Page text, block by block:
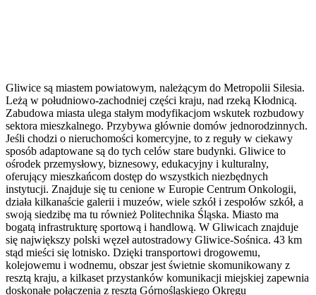
Gliwice są miastem powiatowym, należącym do Metropolii Silesia.
Leżą w południowo-zachodniej części kraju, nad rzeką Kłodnicą.
Zabudowa miasta ulega stałym modyfikacjom wskutek rozbudowy
sektora mieszkalnego. Przybywa głównie domów jednorodzinnych.
Jeśli chodzi o nieruchomości komercyjne, to z reguły w ciekawy
sposób adaptowane są do tych celów stare budynki. Gliwice to
ośrodek przemysłowy, biznesowy, edukacyjny i kulturalny,
oferujący mieszkańcom dostęp do wszystkich niezbędnych
instytucji. Znajduje się tu cenione w Europie Centrum Onkologii,
działa kilkanaście galerii i muzeów, wiele szkół i zespołów szkół, a
swoją siedzibę ma tu również Politechnika Śląska. Miasto ma
bogatą infrastrukturę sportową i handlową. W Gliwicach znajduje
się największy polski węzeł autostradowy Gliwice-Sośnica. 43 km
stąd mieści się lotnisko. Dzięki transportowi drogowemu,
kolejowemu i wodnemu, obszar jest świetnie skomunikowany z
resztą kraju, a kilkaset przystanków komunikacji miejskiej zapewnia
doskonałe połączenia z resztą Górnośląskiego Okręgu